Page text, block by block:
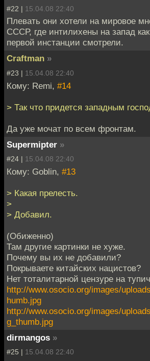
#22 | 15.04.08 22:40
Плевать они хотели на мировое
СССР, где интилихены на запад
первой инстанции смотрели.
Craftman »
#23 | 15.04.08 22:40
Кому: Remi, #14
> Так что придется западным
Да уже мочат по всем фронтам.
Supermipter »
#24 | 15.04.08 22:40
Кому: Goblin, #13
> Какая прелесть.
>
> Добавил.
(Обиженно)
Там другие картинки не хуже.
Почему вы их не добавили?
Покрываете китайских нацистов?
Нет тоталитарной цензуре на
http://www.osocio.org/images/
humb.jpg
http://www.osocio.org/images/
g_thumb.jpg
dirmangos »
#25 | 15.04.08 22:40